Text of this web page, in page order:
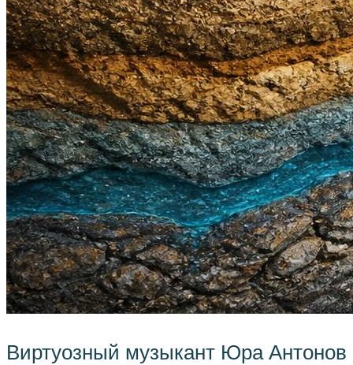
Виртуозный музыкант Юра Антонов